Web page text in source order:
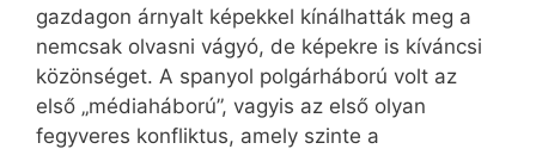
gazdagon árnyalt képekkel kínálhatták meg a
nemcsak olvasni vágyó, de képekre is kíváncsi
közönséget. A spanyol polgárháború volt az
első „médiaháború”, vagyis az első olyan
fegyveres konfliktus, amely szinte a